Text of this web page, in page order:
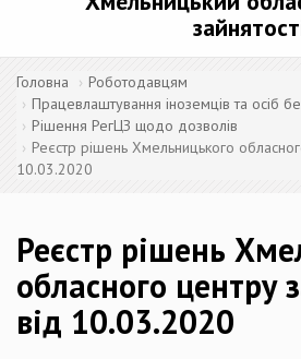
Головна
Роботодавцям
Працевлаштування іноземців та осіб
Рішення РегЦЗ щодо дозволів
Реєстр рішень Хмельницького
10.03.2020
Реєстр рішень
обласного центру
від 10.03.2020